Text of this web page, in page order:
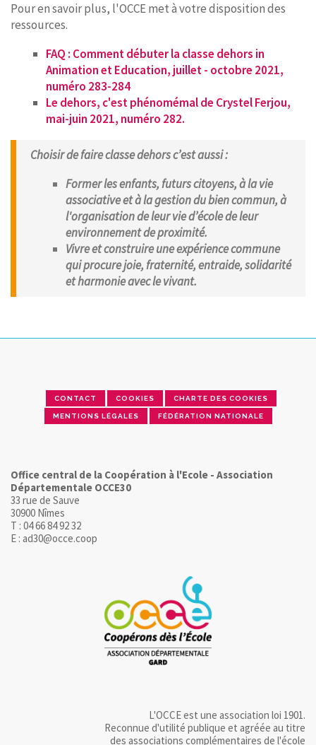
Pour en savoir plus, l'OCCE met à votre disposition des
ressources.
FAQ : Comment débuter la classe dehors in
Animation et Education, juillet - octobre 2021,
numéro 283-284
Le dehors, c'est phénomémal de Crystel Ferjou,
mai-juin 2021, numéro 282.
Choisir de faire classe dehors c’est aussi :
Former les enfants, futurs citoyens, à la vie
associative et à la gestion du bien commun, à
l'organisation de leur vie d’école de leur
environnement de proximité.
Vivre et construire une expérience commune
qui procure joie, fraternité, entraide, solidarité
et harmonie avec le vivant.
CONTACT COOKIES CHARTE DES COOKIES
MENTIONS LÉGALES FÉDÉRATION NATIONALE
Office central de la Coopération à l'Ecole - Association
Départementale OCCE30
33 rue de Sauve
30900 Nîmes
T : 04 66 84 92 32
E : ad30@occe.coop
L'OCCE est une association loi 1901.
Reconnue d'utilité publique et agréée au titre
des associations complémentaires de l'école